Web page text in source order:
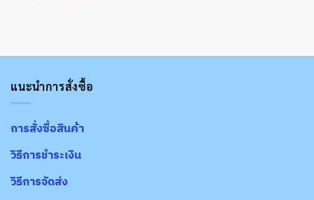
แนะนำการสั่งซื้อ
การสั่งซื้อสินค้า
วิธีการชำระเงิน
วิธีการจัดส่ง